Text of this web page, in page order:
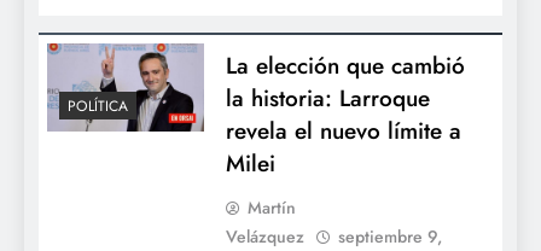
POLÍTICA
La elección que cambió
la historia: Larroque
revela el nuevo límite a
Milei
Martín
Velázquez
septiembre 9,